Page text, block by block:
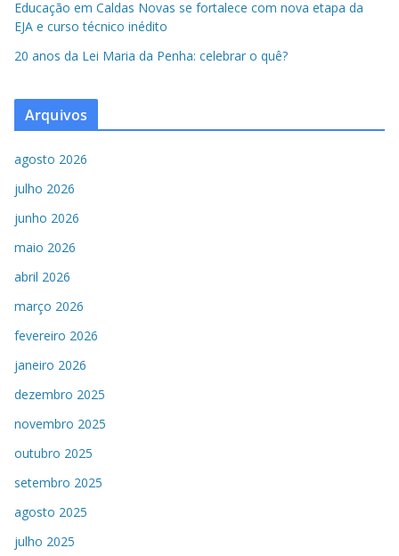
Educação em Caldas Novas se fortalece com nova etapa da
EJA e curso técnico inédito
20 anos da Lei Maria da Penha: celebrar o quê?
Arquivos
agosto 2026
julho 2026
junho 2026
maio 2026
abril 2026
março 2026
fevereiro 2026
janeiro 2026
dezembro 2025
novembro 2025
outubro 2025
setembro 2025
agosto 2025
julho 2025